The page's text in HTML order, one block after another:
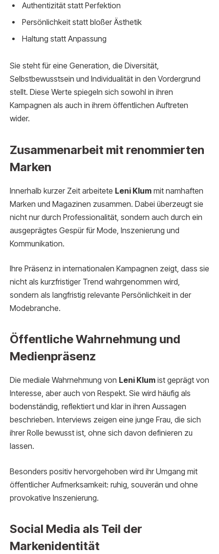
Authentizität statt Perfektion
Persönlichkeit statt bloßer Ästhetik
Haltung statt Anpassung
Sie steht für eine Generation, die Diversität,
Selbstbewusstsein und Individualität in den Vordergrund
stellt. Diese Werte spiegeln sich sowohl in ihren
Kampagnen als auch in ihrem öffentlichen Auftreten
wider.
Zusammenarbeit mit renommierten
Marken
Innerhalb kurzer Zeit arbeitete Leni Klum mit namhaften
Marken und Magazinen zusammen. Dabei überzeugt sie
nicht nur durch Professionalität, sondern auch durch ein
ausgeprägtes Gespür für Mode, Inszenierung und
Kommunikation.
Ihre Präsenz in internationalen Kampagnen zeigt, dass sie
nicht als kurzfristiger Trend wahrgenommen wird,
sondern als langfristig relevante Persönlichkeit in der
Modebranche.
Öffentliche Wahrnehmung und
Medienpräsenz
Die mediale Wahrnehmung von Leni Klum ist geprägt von
Interesse, aber auch von Respekt. Sie wird häufig als
bodenständig, reflektiert und klar in ihren Aussagen
beschrieben. Interviews zeigen eine junge Frau, die sich
ihrer Rolle bewusst ist, ohne sich davon definieren zu
lassen.
Besonders positiv hervorgehoben wird ihr Umgang mit
öffentlicher Aufmerksamkeit: ruhig, souverän und ohne
provokative Inszenierung.
Social Media als Teil der
Markenidentität